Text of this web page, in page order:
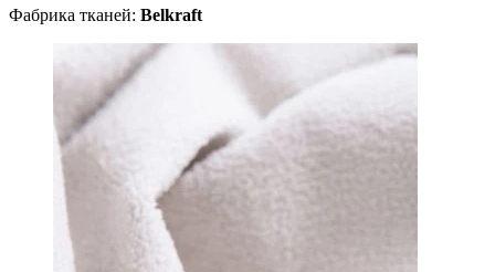
Фабрика тканей: Belkraft